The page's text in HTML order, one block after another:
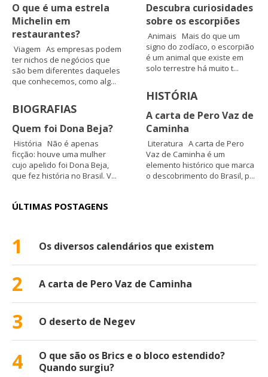
O que é uma estrela
Michelin em
restaurantes?
Viagem As empresas podem
ter nichos de negócios que
são bem diferentes daqueles
que conhecemos, como alg...
BIOGRAFIAS
Quem foi Dona Beja?
História Não é apenas
ficção: houve uma mulher
cujo apelido foi Dona Beja,
que fez história no Brasil. V...
Descubra curiosidades
sobre os escorpiões
Animais Mais do que um
signo do zodíaco, o escorpião
é um animal que existe em
solo terrestre há muito t...
HISTÓRIA
A carta de Pero Vaz de
Caminha
Literatura A carta de Pero
Vaz de Caminha é um
elemento histórico que marca
o descobrimento do Brasil, p...
ÚLTIMAS POSTAGENS
1 Os diversos calendários que existem
2 A carta de Pero Vaz de Caminha
3 O deserto de Negev
4
O que são os Brics e o bloco estendido?
Quando surgiu?